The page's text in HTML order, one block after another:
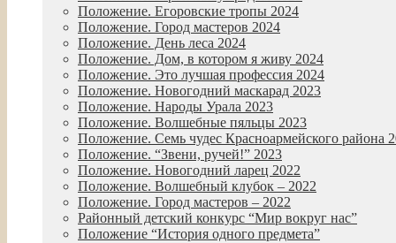
Положение. Егоровские тропы 2024
Положение. Город мастеров 2024
Положение. День леса 2024
Положение. Дом, в котором я живу 2024
Положение. Это лучшая профессия 2024
Положение. Новогодний маскарад 2023
Положение. Народы Урала 2023
Положение. Волшебные пяльцы 2023
Положение. Семь чудес Красноармейского района
Положение. “Звени, ручей!” 2023
Положение. Новогодний ларец 2022
Положение. Волшебный клубок – 2022
Положение. Город мастеров – 2022
Районный детский конкурс “Мир вокруг нас”
Положение “История одного предмета”